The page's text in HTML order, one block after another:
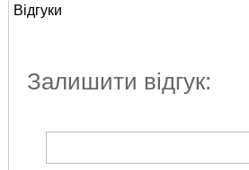
Відгуки
Залишити відгук: